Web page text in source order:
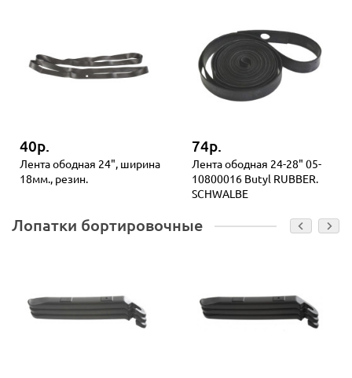
40р.
Лента ободная 24", ширина
18мм., резин.
74р.
Лента ободная 24-28" 05-
10800016 Butyl RUBBER.
SCHWALBE
Лопатки бортировочные